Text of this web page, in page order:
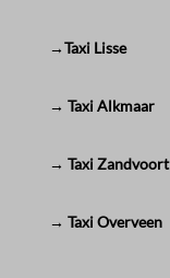
→Taxi Lisse
→ Taxi Alkmaar
→ Taxi Zandvoort
→ Taxi Overveen